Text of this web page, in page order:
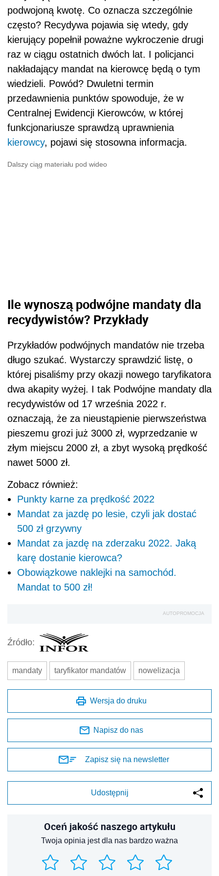
podwojoną kwotę. Co oznacza szczególnie
często? Recydywa pojawia się wtedy, gdy
kierujący popełnił poważne wykroczenie drugi
raz w ciągu ostatnich dwóch lat. I policjanci
nakładający mandat na kierowcę będą o tym
wiedzieli. Powód? Dwuletni termin
przedawnienia punktów spowoduje, że w
Centralnej Ewidencji Kierowców, w której
funkcjonariusze sprawdzą uprawnienia
kierowcy, pojawi się stosowna informacja.
Dalszy ciąg materiału pod wideo
Ile wynoszą podwójne mandaty dla
recydywistów? Przykłady
Przykładów podwójnych mandatów nie trzeba
długo szukać. Wystarczy sprawdzić listę, o
której pisaliśmy przy okazji nowego taryfikatora
dwa akapity wyżej. I tak Podwójne mandaty dla
recydywistów od 17 września 2022 r.
oznaczają, że za nieustąpienie pierwszeństwa
pieszemu grozi już 3000 zł, wyprzedzanie w
złym miejscu 2000 zł, a zbyt wysoką prędkość
nawet 5000 zł.
Zobacz również:
Punkty karne za prędkość 2022
Mandat za jazdę po lesie, czyli jak dostać
500 zł grzywny
Mandat za jazdę na zderzaku 2022. Jaką
karę dostanie kierowca?
Obowiązkowe naklejki na samochód.
Mandat to 500 zł!
AUTOPROMOCJA
Źródło:
mandaty taryfikator mandatów nowelizacja
Wersja do druku
Napisz do nas
Zapisz się na newsletter
Udostępnij
Oceń jakość naszego artykułu
Twoja opinia jest dla nas bardzo ważna